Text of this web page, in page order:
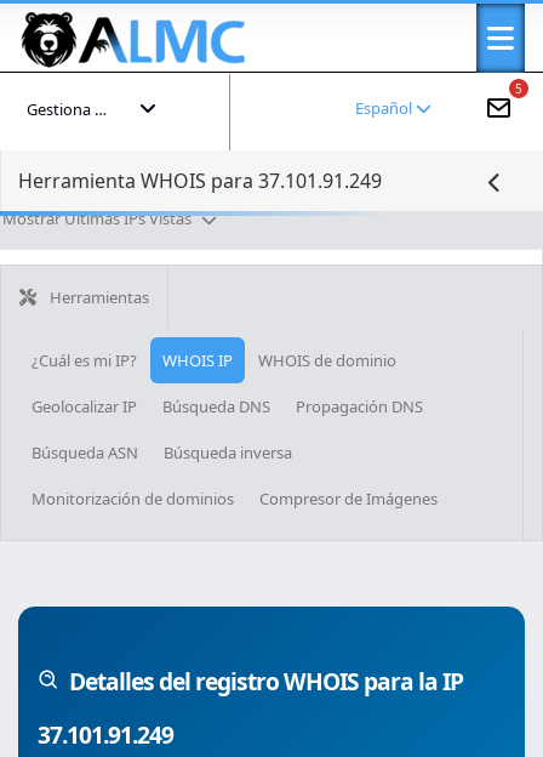
5
Español
Gestiona tu cuenta
Herramienta WHOIS para 37.101.91.249
Mostrar Últimas IPs Vistas
Herramientas
¿Cuál es mi IP? WHOIS IP WHOIS de dominio
Geolocalizar IP Búsqueda DNS Propagación DNS
Búsqueda ASN Búsqueda inversa
Monitorización de dominios Compresor de Imágenes
Detalles del registro WHOIS para la IP
37.101.91.249